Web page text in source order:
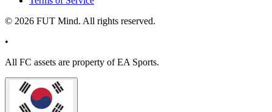
© 2026 FUT Mind. All rights reserved.
•
All FC assets are property of EA Sports.